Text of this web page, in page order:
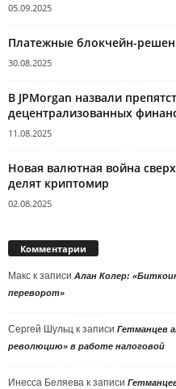
05.09.2025
Платежные блокчейн-
30.08.2025
В JPMorgan назвали
децентрализованных
11.08.2025
Новая валютная война
делят криптомир
02.08.2025
Комментарии
Макс к записи Алан Колер:
переворот»
Сергей Шульц к записи Гетманцев
революцию» в работе налоговой
Инесса Беляева к записи